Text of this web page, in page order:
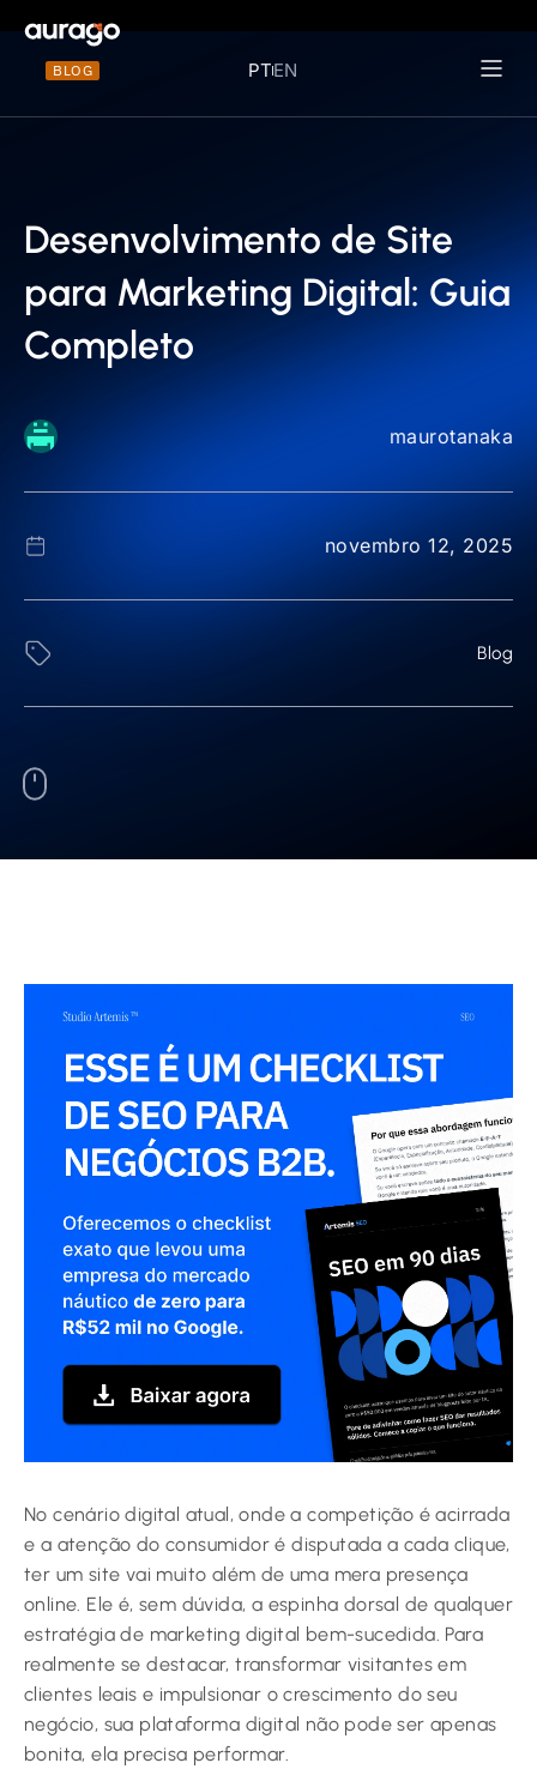
BLOG PTEN
Desenvolvimento de Site
para Marketing Digital: Guia
Completo
maurotanaka
novembro 12, 2025
Blog
No cenário digital atual, onde a competição é acirrada
e a atenção do consumidor é disputada a cada clique,
ter um site vai muito além de uma mera presença
online. Ele é, sem dúvida, a espinha dorsal de qualquer
estratégia de marketing digital bem-sucedida. Para
realmente se destacar, transformar visitantes em
clientes leais e impulsionar o crescimento do seu
negócio, sua plataforma digital não pode ser apenas
bonita, ela precisa performar.